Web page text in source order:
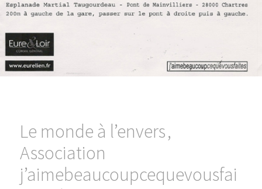
Le monde à l’envers ,
Association
j’aimebeaucoupcequevousfai